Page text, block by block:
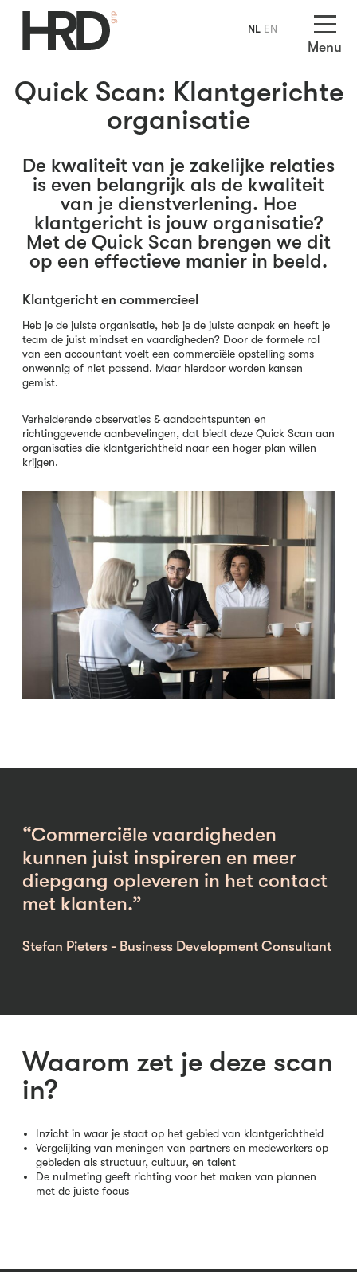
Menu
Quick Scan: Klantgerichte
organisatie
De kwaliteit van je zakelijke relaties
is even belangrijk als de kwaliteit
van je dienstverlening. Hoe
klantgericht is jouw organisatie?
Met de Quick Scan brengen we dit
op een effectieve manier in beeld.
Klantgericht en commercieel
Heb je de juiste organisatie, heb je de juiste aanpak en heeft je
team de juist mindset en vaardigheden? Door de formele rol
van een accountant voelt een commerciële opstelling soms
onwennig of niet passend. Maar hierdoor worden kansen
gemist.
Verhelderende observaties & aandachtspunten en
richtinggevende aanbevelingen, dat biedt deze Quick Scan aan
organisaties die klantgerichtheid naar een hoger plan willen
krijgen.
“Commerciële vaardigheden
kunnen juist inspireren en meer
diepgang opleveren in het contact
met klanten.”
Stefan Pieters - Business Development Consultant
Waarom zet je deze scan
in?
Inzicht in waar je staat op het gebied van klantgerichtheid
Vergelijking van meningen van partners en medewerkers op
gebieden als structuur, cultuur, en talent
De nulmeting geeft richting voor het maken van plannen
met de juiste focus
NL EN